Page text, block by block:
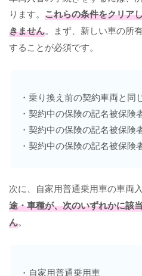
ります。 これらの条件をクリア
きません。まず、新しい車の所
することが必須です。
・乗り換え前の契約車両と同
・契約中の保険の記名被保険
・契約中の保険の記名被保険
・契約中の保険の記名被保険
次に、自家用普通乗用車の車両入
途・車種が、次のいずれかに該
ん。
・自家用普通乗用車